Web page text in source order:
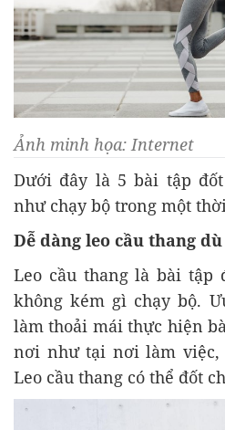
Ảnh minh họa: Internet
Dưới đây là 5 bài tập
như chạy bộ trong một
Dễ dàng leo cầu thang
Leo cầu thang là bài tập
không kém gì chạy bộ.
làm thoải mái thực hiện
nơi như tại nơi làm việc,
Leo cầu thang có thể đốt